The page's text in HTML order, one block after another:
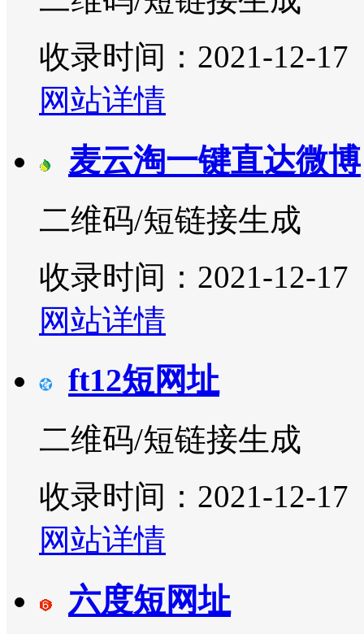
收录时间：2021-12-17
网站详情
麦云淘一键直达微博
二维码/短链接生成
收录时间：2021-12-17
网站详情
ft12短网址
二维码/短链接生成
收录时间：2021-12-17
网站详情
六度短网址